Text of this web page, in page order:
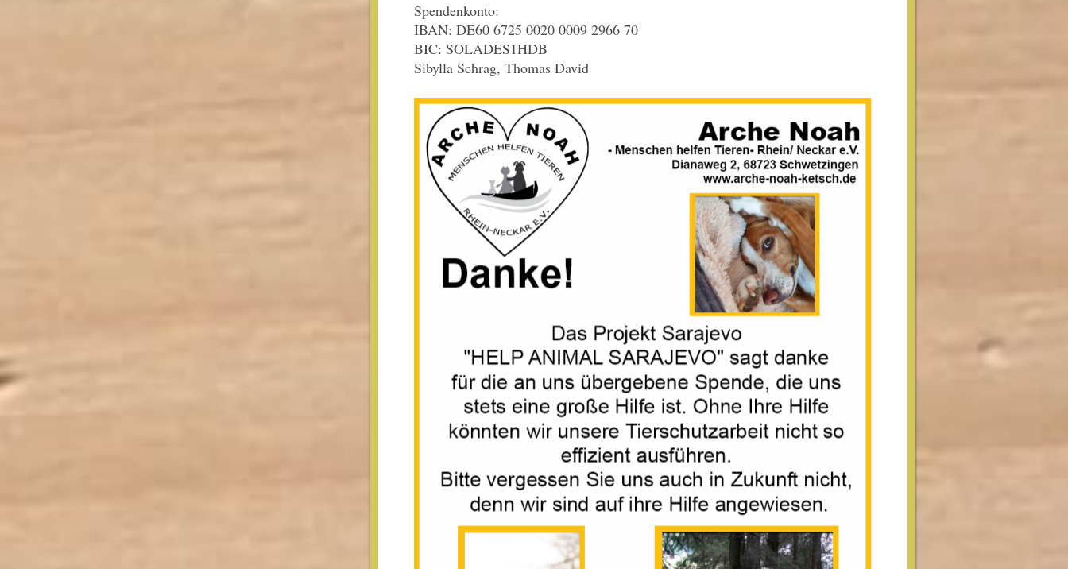
Spendenkonto:
IBAN: DE60 6725 0020 0009 2966 70
BIC: SOLADES1HDB
Sibylla Schrag, Thomas David